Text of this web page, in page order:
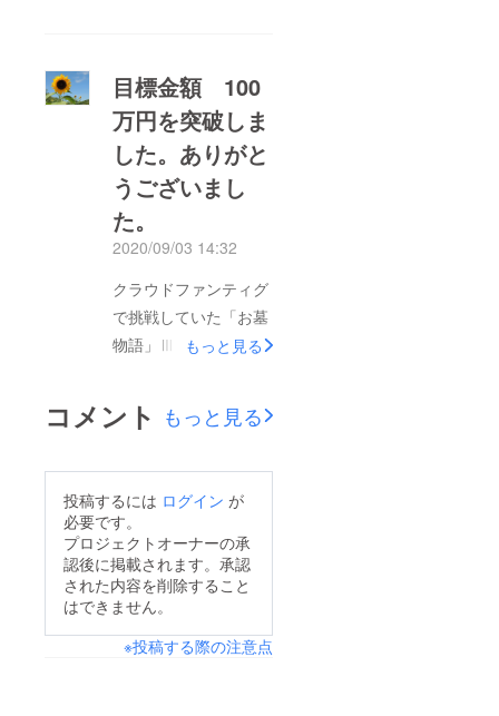
御社名住所（県名、市
町村名まで） 個人名
のいずれかを記載させ
ていただきます。個別
にご案内しますので、
しばらくお待ちくださ
い。また、その際、ご
希望があればおっ
しゃっていただいた
ら、変更、訂正いたし
た。初めてのクラウド
ファンティング。分か
らないことだらけで、
失敗の連続でしたが、
たくさんの方のご支援
で何とか目標金額を超
えることが出来まし
た。本当に感謝です。
一番の目標でもある、
支援者100人突破はま
もそこに届きたいと
思っております。後一
す。https://camp-
fire.jp/mypage/project
s/315325
目標金額 100
万円を突破しま
した。ありがと
うございまし
た。
2020/09/03 14:32
クラウドファンティグ
で挑戦していた「お墓
物語」Ⅲ～つながりの
に、目標金額100万円
を超えて、成功いたし
にありがとうございま
した。感謝しか、あり
ません。私の中での目
標でもある最低ライン
まず達成し、本日、残
もっと見る
コメント もっと見る
投稿するには ログイン が
必要です。
プロジェクトオーナーの承
認後に掲載されます。承認
された内容を削除すること
はできません。
※投稿する際の注意点